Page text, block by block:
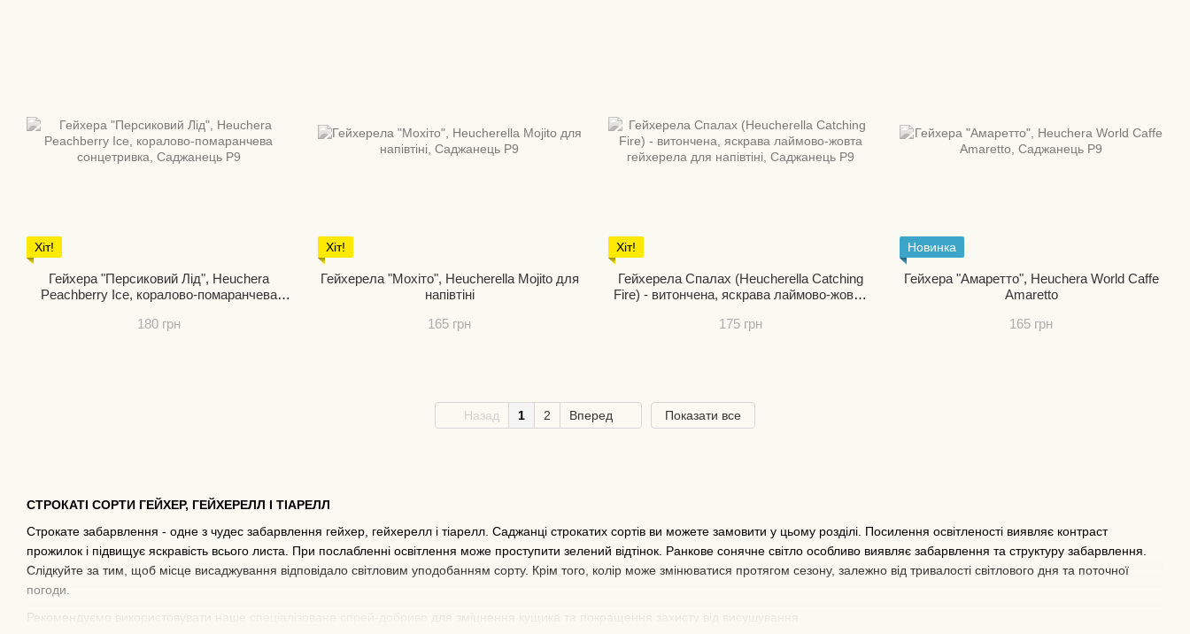
СТРОКАТІ СОРТИ ГЕЙХЕР, ГЕЙХЕРЕЛЛ І ТІАРЕЛЛ
Строкате забарвлення - одне з чудес забарвлення гейхер, гейхерелл і тіарелл. Саджанці строкатих сортів ви можете замовити у цьому розділі. Посилення освітленості виявляє контраст
прожилок і підвищує яскравість всього листа. При послабленні освітлення може проступити зелений відтінок. Ранкове сонячне світло особливо виявляє забарвлення та структуру забарвлення.
Слідкуйте за тим, щоб місце висаджування відповідало світловим уподобанням сорту. Крім того, колір може змінюватися протягом сезону, залежно від тривалості світлового дня та поточної
погоди.
Рекомендуємо використовувати наше
для зміцнення кущика та покращення захисту від висушування.
Хіт!
Гейхера "Персиковий Лід", Heuchera
Peachberry Ice, коралово-помаранчева
180 грн
Хіт!
Гейхерела "Мохіто", Heucherella Mojito для
напівтіні
165 грн
Хіт!
Гейхерела Спалах (Heucherella Catching
Fire) - витончена, яскрава лаймово-жовта
175 грн
Новинка
Гейхера "Амаретто", Heuchera World Caffe
Amaretto
165 грн
Назад 1 2 Вперед Показати все